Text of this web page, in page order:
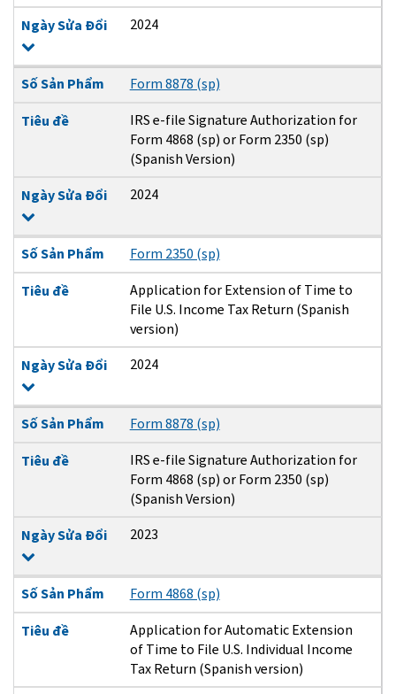
Ngày Sửa Đổi
2024
Số Sản Phẩm
Form 8878 (sp)
Tiêu đề
IRS e-file Signature Authorization for
Form 4868 (sp) or Form 2350 (sp)
(Spanish Version)
Ngày Sửa Đổi
2024
Số Sản Phẩm
Form 2350 (sp)
Tiêu đề
Application for Extension of Time to
File U.S. Income Tax Return (Spanish
version)
Ngày Sửa Đổi
2024
Số Sản Phẩm
Form 8878 (sp)
Tiêu đề
IRS e-file Signature Authorization for
Form 4868 (sp) or Form 2350 (sp)
(Spanish Version)
Ngày Sửa Đổi
2023
Số Sản Phẩm
Form 4868 (sp)
Tiêu đề
Application for Automatic Extension
of Time to File U.S. Individual Income
Tax Return (Spanish version)